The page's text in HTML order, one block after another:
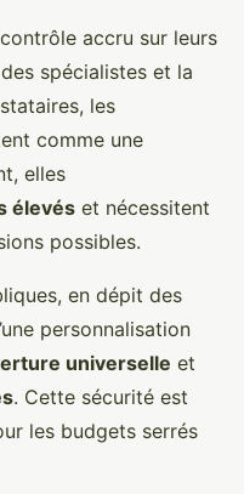
accru sur leurs
spécialistes et la
les
comme une
elles
élevés et nécessitent
possibles.
en dépit des
personnalisation
universelle et
. Cette sécurité est
les budgets serrés